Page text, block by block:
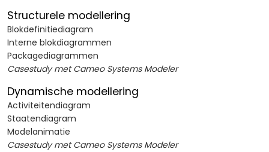
Structurele modellering
Blokdefinitiediagram
Interne blokdiagrammen
Packagediagrammen
Casestudy met Cameo Systems Modeler
Dynamische modellering
Activiteitendiagram
Staatendiagram
Modelanimatie
Casestudy met Cameo Systems Modeler